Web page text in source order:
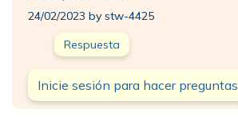
24/02/2023 by stw-4425
Respuesta
Inicie sesión para hacer preguntas